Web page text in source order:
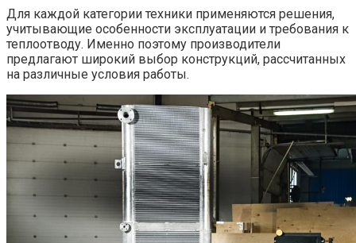
Для каждой категории техники применяются решения,
учитывающие особенности эксплуатации и требования к
теплоотводу. Именно поэтому производители
предлагают широкий выбор конструкций, рассчитанных
на различные условия работы.